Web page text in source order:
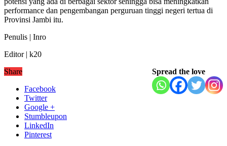
performance dan pengembangan perguruan tinggi negeri tertua di
Provinsi Jambi itu.
Penulis | Inro
Editor | k20
Spread the love
Share
Facebook
Twitter
Google +
Stumbleupon
LinkedIn
Pinterest